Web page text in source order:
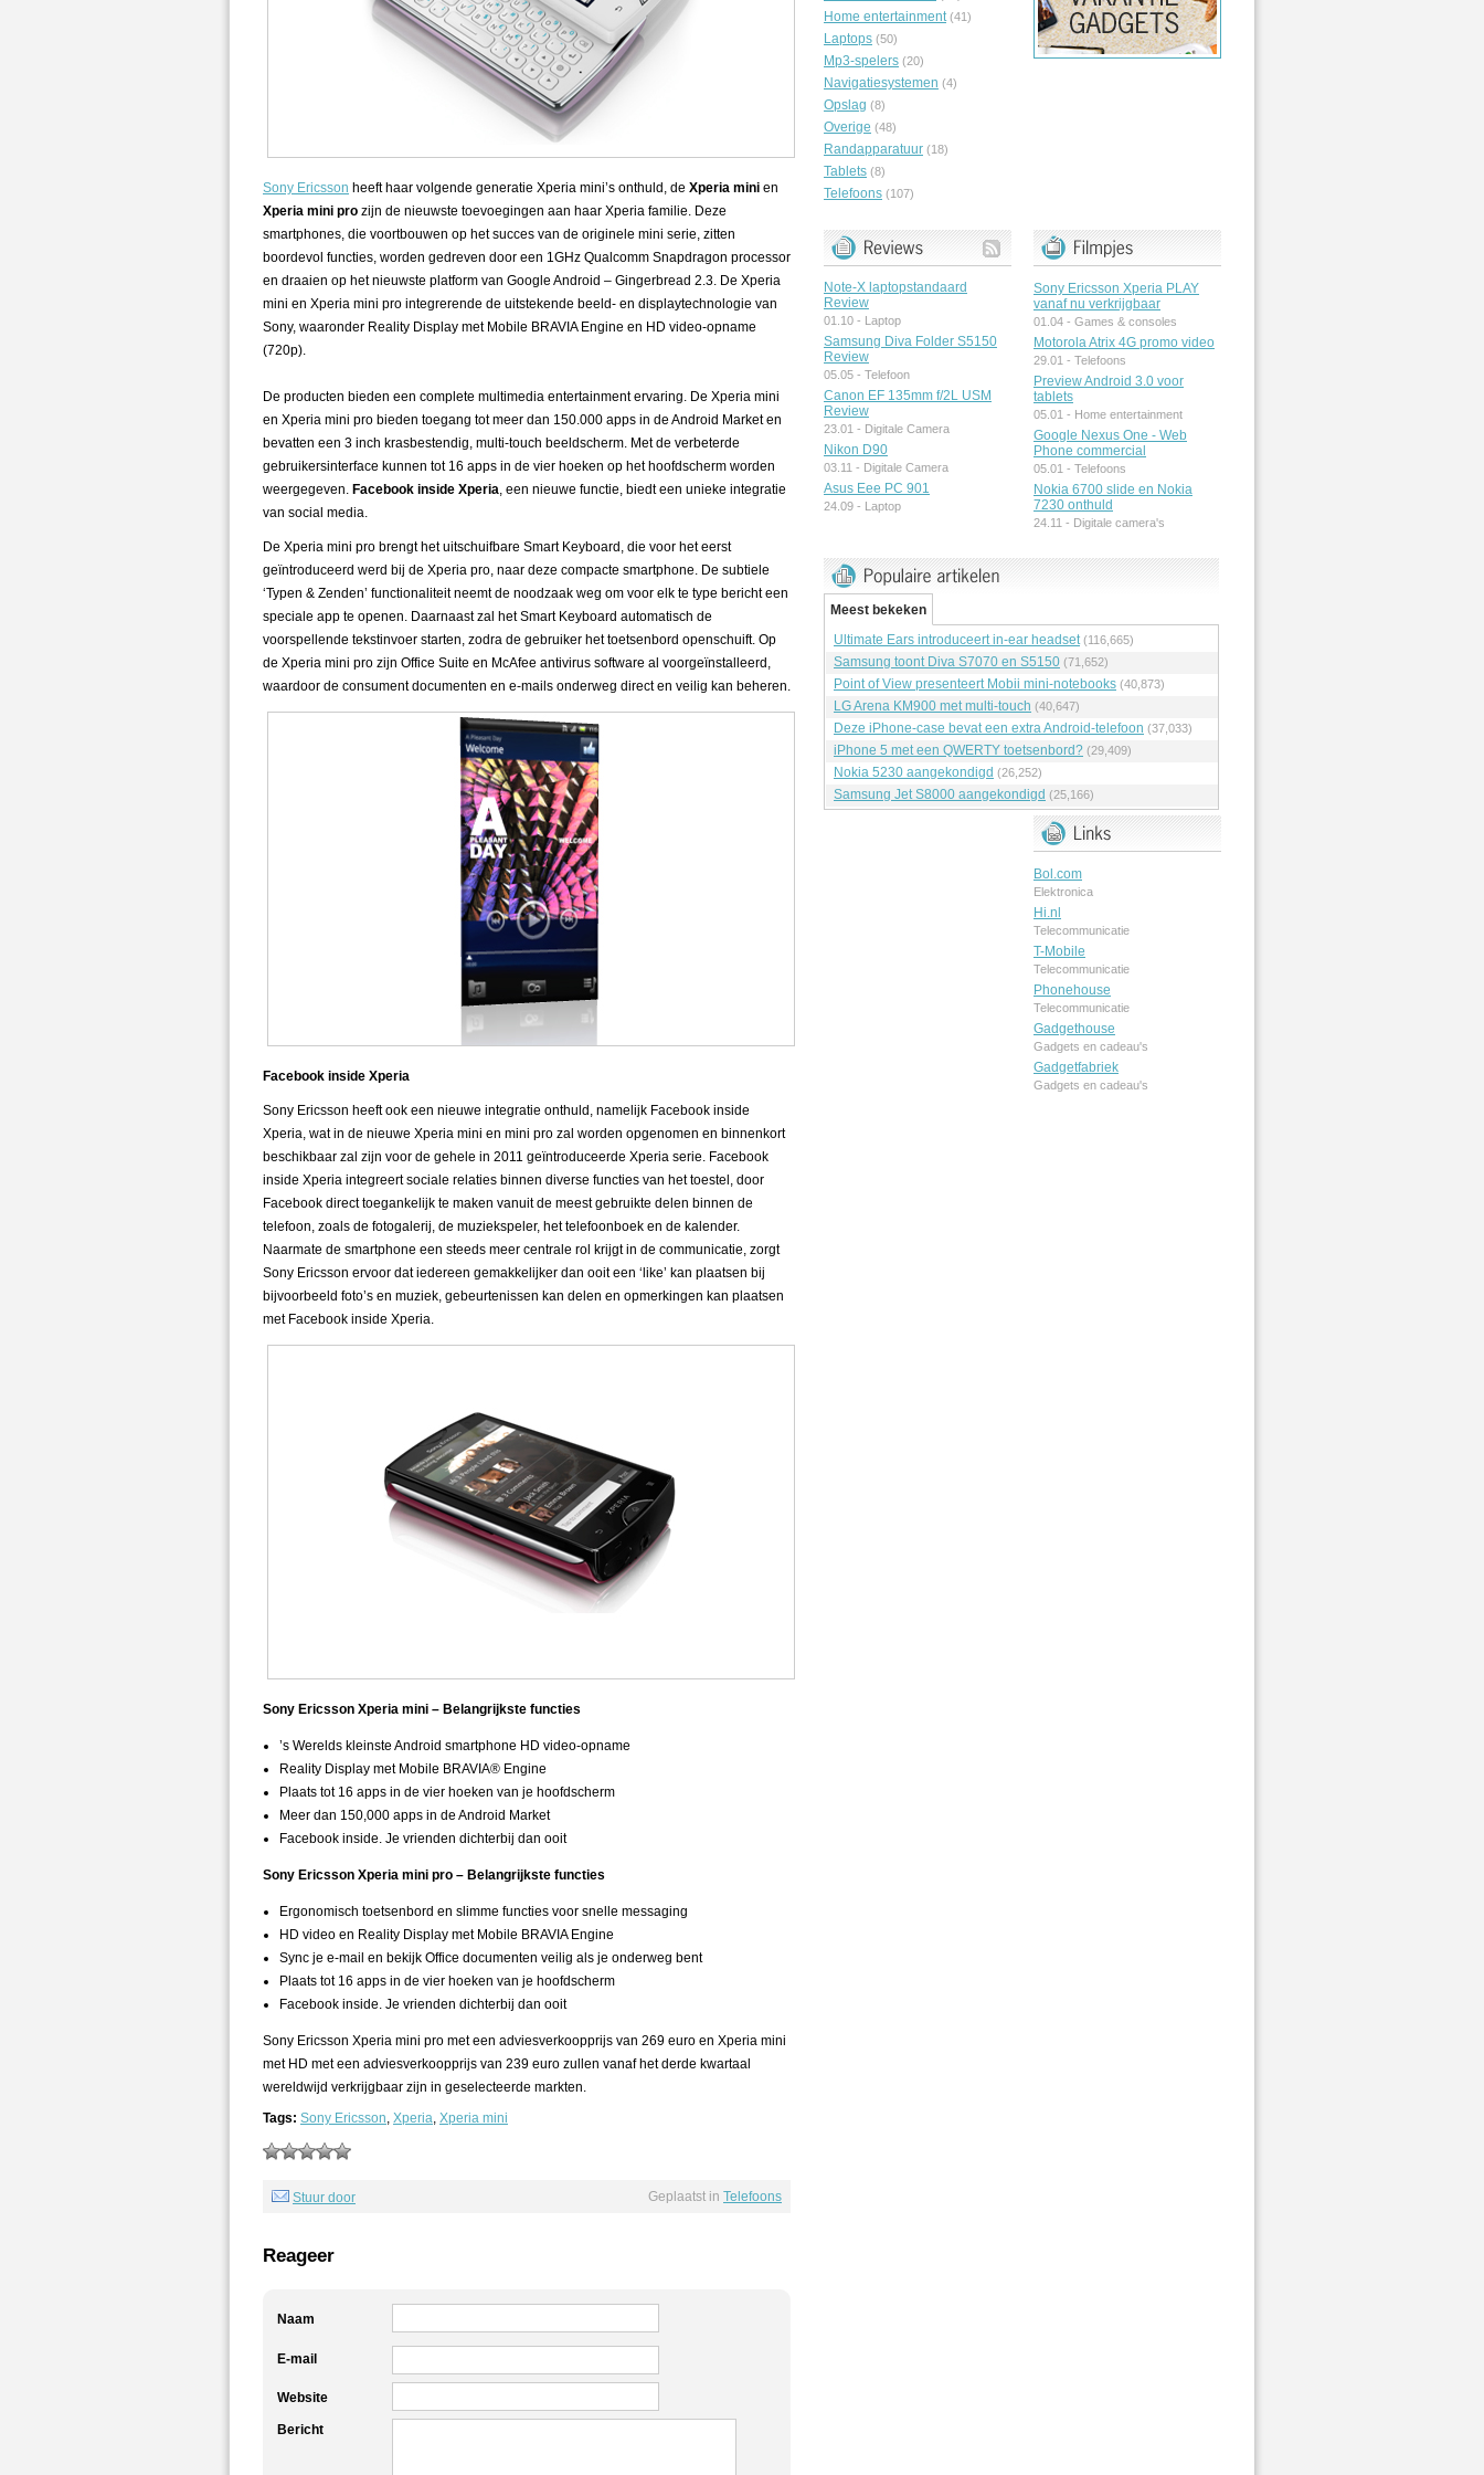
Sony Ericsson heeft haar volgende generatie Xperia mini’s onthuld, de Xperia mini en
Xperia mini pro zijn de nieuwste toevoegingen aan haar Xperia familie. Deze
smartphones, die voortbouwen op het succes van de originele mini serie, zitten
boordevol functies, worden gedreven door een 1GHz Qualcomm Snapdragon processor
en draaien op het nieuwste platform van Google Android – Gingerbread 2.3. De Xperia
mini en Xperia mini pro integrerende de uitstekende beeld- en displaytechnologie van
Sony, waaronder Reality Display met Mobile BRAVIA Engine en HD video-opname
(720p).
De producten bieden een complete multimedia entertainment ervaring. De Xperia mini
en Xperia mini pro bieden toegang tot meer dan 150.000 apps in de Android Market en
bevatten een 3 inch krasbestendig, multi-touch beeldscherm. Met de verbeterde
gebruikersinterface kunnen tot 16 apps in de vier hoeken op het hoofdscherm worden
weergegeven. Facebook inside Xperia, een nieuwe functie, biedt een unieke integratie
van social media.
De Xperia mini pro brengt het uitschuifbare Smart Keyboard, die voor het eerst
geïntroduceerd werd bij de Xperia pro, naar deze compacte smartphone. De subtiele
‘Typen & Zenden’ functionaliteit neemt de noodzaak weg om voor elk te type bericht een
speciale app te openen. Daarnaast zal het Smart Keyboard automatisch de
voorspellende tekstinvoer starten, zodra de gebruiker het toetsenbord openschuift. Op
de Xperia mini pro zijn Office Suite en McAfee antivirus software al voorgeïnstalleerd,
waardoor de consument documenten en e-mails onderweg direct en veilig kan beheren.
Facebook inside Xperia
Sony Ericsson heeft ook een nieuwe integratie onthuld, namelijk Facebook inside
Xperia, wat in de nieuwe Xperia mini en mini pro zal worden opgenomen en binnenkort
beschikbaar zal zijn voor de gehele in 2011 geïntroduceerde Xperia serie. Facebook
inside Xperia integreert sociale relaties binnen diverse functies van het toestel, door
Facebook direct toegankelijk te maken vanuit de meest gebruikte delen binnen de
telefoon, zoals de fotogalerij, de muziekspeler, het telefoonboek en de kalender.
Naarmate de smartphone een steeds meer centrale rol krijgt in de communicatie, zorgt
Sony Ericsson ervoor dat iedereen gemakkelijker dan ooit een ‘like’ kan plaatsen bij
bijvoorbeeld foto’s en muziek, gebeurtenissen kan delen en opmerkingen kan plaatsen
met Facebook inside Xperia.
Sony Ericsson Xperia mini – Belangrijkste functies
’s Werelds kleinste Android smartphone HD video-opname
Reality Display met Mobile BRAVIA® Engine
Plaats tot 16 apps in de vier hoeken van je hoofdscherm
Meer dan 150,000 apps in de Android Market
Facebook inside. Je vrienden dichterbij dan ooit
Sony Ericsson Xperia mini pro – Belangrijkste functies
Ergonomisch toetsenbord en slimme functies voor snelle messaging
HD video en Reality Display met Mobile BRAVIA Engine
Sync je e-mail en bekijk Office documenten veilig als je onderweg bent
Plaats tot 16 apps in de vier hoeken van je hoofdscherm
Facebook inside. Je vrienden dichterbij dan ooit
Sony Ericsson Xperia mini pro met een adviesverkoopprijs van 269 euro en Xperia mini
met HD met een adviesverkoopprijs van 239 euro zullen vanaf het derde kwartaal
wereldwijd verkrijgbaar zijn in geselecteerde markten.
Tags: Sony Ericsson, Xperia, Xperia mini
Stuur door Geplaatst in Telefoons
Reageer
Naam
E-mail
Website
Bericht
Home entertainment (41)
Laptops (50)
Mp3-spelers (20)
Navigatiesystemen (4)
Opslag (8)
Overige (48)
Randapparatuur (18)
Tablets (8)
Telefoons (107)
Note-X laptopstandaard
Review
01.10 - Laptop
Samsung Diva Folder S5150
Review
05.05 - Telefoon
Canon EF 135mm f/2L USM
Review
23.01 - Digitale Camera
Nikon D90
03.11 - Digitale Camera
Asus Eee PC 901
24.09 - Laptop
Sony Ericsson Xperia PLAY
vanaf nu verkrijgbaar
01.04 - Games & consoles
Motorola Atrix 4G promo video
29.01 - Telefoons
Preview Android 3.0 voor
tablets
05.01 - Home entertainment
Google Nexus One - Web
Phone commercial
05.01 - Telefoons
Nokia 6700 slide en Nokia
7230 onthuld
24.11 - Digitale camera's
Meest bekeken
Ultimate Ears introduceert in-ear headset (116,665)
Samsung toont Diva S7070 en S5150 (71,652)
Point of View presenteert Mobii mini-notebooks (40,873)
LG Arena KM900 met multi-touch (40,647)
Deze iPhone-case bevat een extra Android-telefoon (37,033)
iPhone 5 met een QWERTY toetsenbord? (29,409)
Nokia 5230 aangekondigd (26,252)
Samsung Jet S8000 aangekondigd (25,166)
Bol.com
Elektronica
Hi.nl
Telecommunicatie
T-Mobile
Telecommunicatie
Phonehouse
Telecommunicatie
Gadgethouse
Gadgets en cadeau's
Gadgetfabriek
Gadgets en cadeau's